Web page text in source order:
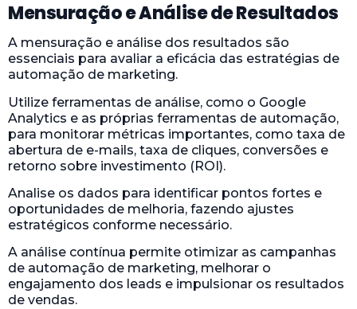
Mensuração e Análise de Resultados
A mensuração e análise dos resultados são
essenciais para avaliar a eficácia das estratégias de
automação de marketing.
Utilize ferramentas de análise, como o Google
Analytics e as próprias ferramentas de automação,
para monitorar métricas importantes, como taxa de
abertura de e-mails, taxa de cliques, conversões e
retorno sobre investimento (ROI).
Analise os dados para identificar pontos fortes e
oportunidades de melhoria, fazendo ajustes
estratégicos conforme necessário.
A análise contínua permite otimizar as campanhas
de automação de marketing, melhorar o
engajamento dos leads e impulsionar os resultados
de vendas.